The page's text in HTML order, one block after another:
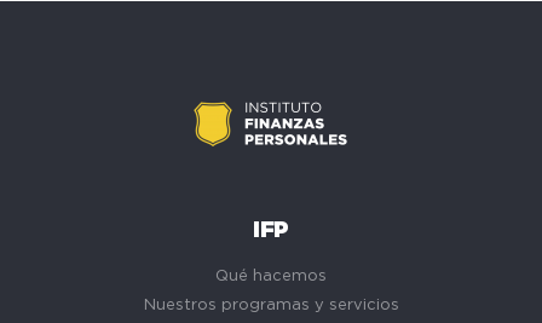
IFP
Qué hacemos
Nuestros programas y servicios